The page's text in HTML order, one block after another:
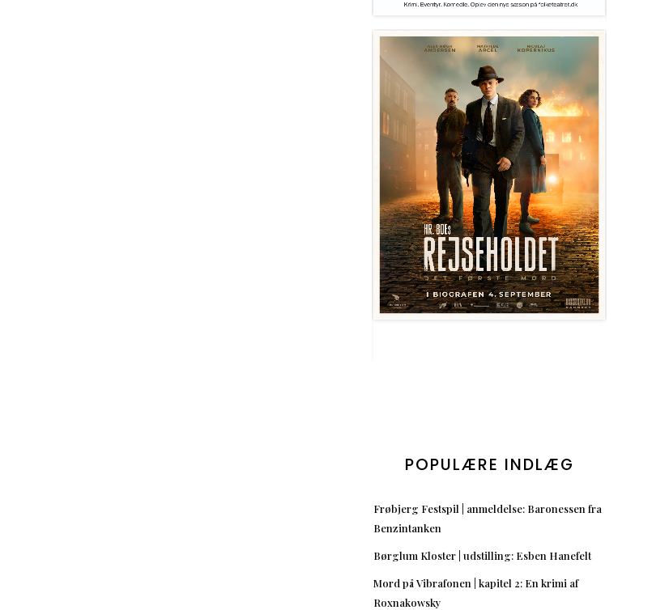
POPULÆRE INDLÆG
Frøbjerg Festspil | anmeldelse: Baronessen fra
Benzintanken
Børglum Kloster | udstilling: Esben Hanefelt
Mord på Vibrafonen | kapitel 2: En krimi af
Roxnakowsky